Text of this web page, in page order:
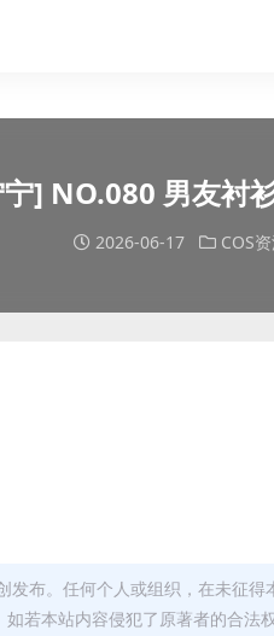
] NO.080 男友衬
2026-06-17 COS
布。任何个人或组织，在未征得
若本站内容侵犯了原著者的合法